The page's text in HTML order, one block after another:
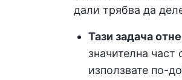
дали трябва да
Тази задача
значителна
използвате по-